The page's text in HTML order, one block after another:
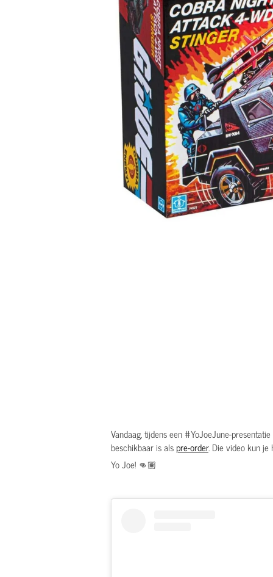
Vandaag, tijdens een #YoJoeJune-
beschikbaar is als pre-order. Die video kun
Yo Joe! 👊🏽